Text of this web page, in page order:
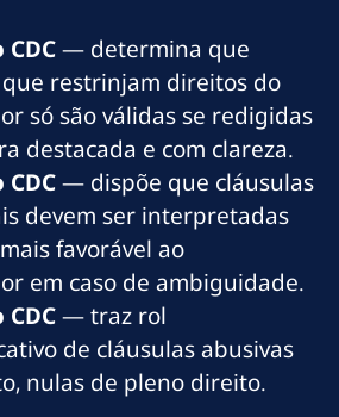
— determina que
restrinjam direitos do
só são válidas se redigidas
destacada e com clareza.
— dispõe que cláusulas
devem ser interpretadas
favorável ao
em caso de ambiguidade.
— traz rol
de cláusulas abusivas
nulas de pleno direito.